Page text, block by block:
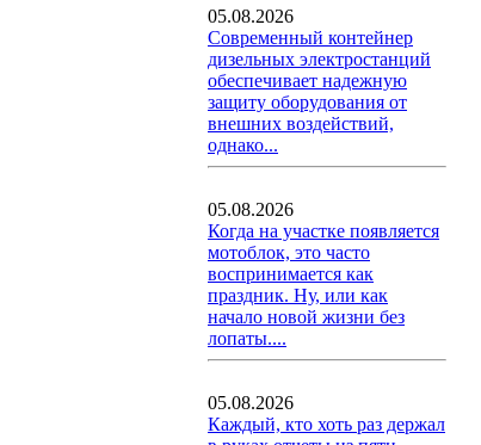
05.08.2026
Современный контейнер
дизельных электростанций
обеспечивает надежную
защиту оборудования от
внешних воздействий,
однако...
05.08.2026
Когда на участке появляется
мотоблок, это часто
воспринимается как
праздник. Ну, или как
начало новой жизни без
лопаты....
05.08.2026
Каждый, кто хоть раз держал